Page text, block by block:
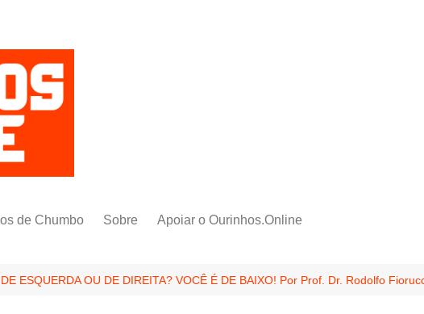
de Chumbo Sobre Apoiar o Ourinhos.Online
ESQUERDA OU DE DIREITA? VOCÊ É DE BAIXO! Por Prof. Dr. Rodolfo